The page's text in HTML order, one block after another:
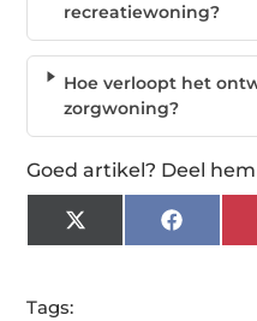
recreatiewoning?
Hoe verloopt het
zorgwoning?
Goed artikel? Deel
X
(Twitter)
Tags: